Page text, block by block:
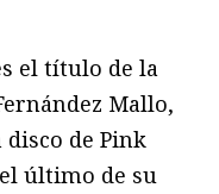
el título de la
Mallo,
de Pink
último de su